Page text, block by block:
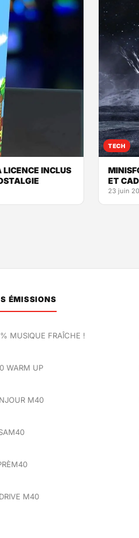
LICENCE INCLUS
TECH
ET
23 juin
ÉMISSIONS
MUSIQUE FRAÎCHE !
WARM UP
M40
M40